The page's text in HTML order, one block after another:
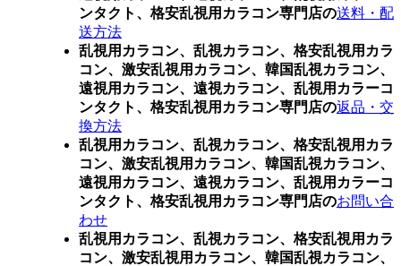
ンタクト、格安乱視用カラコン専門店の送料・配
送方法
乱視用カラコン、乱視カラコン、格安乱視用カラ
コン、激安乱視用カラコン、韓国乱視カラコン、
遠視用カラコン、遠視カラコン、乱視用カラーコ
ンタクト、格安乱視用カラコン専門店の返品・交
換方法
乱視用カラコン、乱視カラコン、格安乱視用カラ
コン、激安乱視用カラコン、韓国乱視カラコン、
遠視用カラコン、遠視カラコン、乱視用カラーコ
ンタクト、格安乱視用カラコン専門店のお問い合
わせ
乱視用カラコン、乱視カラコン、格安乱視用カラ
コン、激安乱視用カラコン、韓国乱視カラコン、